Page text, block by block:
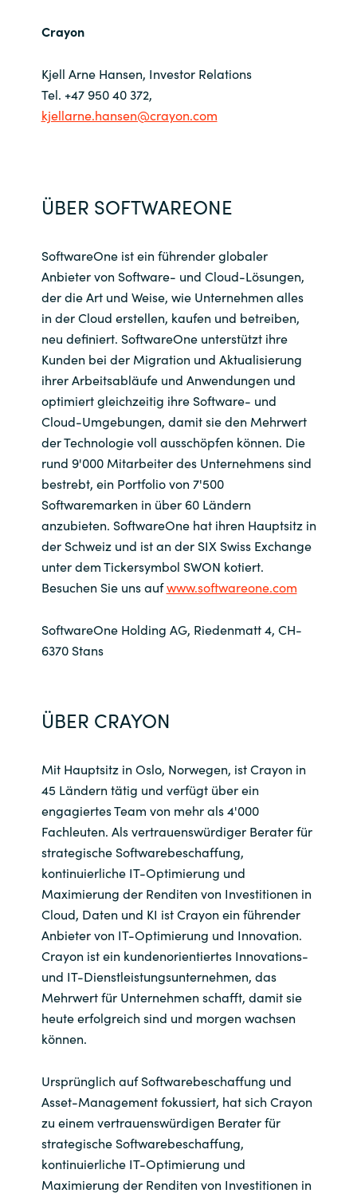
Crayon
Kjell Arne Hansen, Investor Relations
Tel. +47 950 40 372,
kjellarne.hansen@crayon.com
ÜBER SOFTWAREONE
SoftwareOne ist ein führender globaler
Anbieter von Software- und Cloud-Lösungen,
der die Art und Weise, wie Unternehmen alles
in der Cloud erstellen, kaufen und betreiben,
neu definiert. SoftwareOne unterstützt ihre
Kunden bei der Migration und Aktualisierung
ihrer Arbeitsabläufe und Anwendungen und
optimiert gleichzeitig ihre Software- und
Cloud-Umgebungen, damit sie den Mehrwert
der Technologie voll ausschöpfen können. Die
rund 9'000 Mitarbeiter des Unternehmens sind
bestrebt, ein Portfolio von 7'500
Softwaremarken in über 60 Ländern
anzubieten. SoftwareOne hat ihren Hauptsitz in
der Schweiz und ist an der SIX Swiss Exchange
unter dem Tickersymbol SWON kotiert.
Besuchen Sie uns aufwww.softwareone.com
SoftwareOne Holding AG, Riedenmatt 4, CH-
6370 Stans
ÜBER CRAYON
Mit Hauptsitz in Oslo, Norwegen, ist Crayon in
45 Ländern tätig und verfügt über ein
engagiertes Team von mehr als 4'000
Fachleuten. Als vertrauenswürdiger Berater für
strategische Softwarebeschaffung,
kontinuierliche IT-Optimierung und
Maximierung der Renditen von Investitionen in
Cloud, Daten und KI ist Crayon ein führender
Anbieter von IT-Optimierung und Innovation.
Crayon ist ein kundenorientiertes Innovations-
und IT-Dienstleistungsunternehmen, das
Mehrwert für Unternehmen schafft, damit sie
heute erfolgreich sind und morgen wachsen
können.
Ursprünglich auf Softwarebeschaffung und
Asset-Management fokussiert, hat sich Crayon
zu einem vertrauenswürdigen Berater für
strategische Softwarebeschaffung,
kontinuierliche IT-Optimierung und
Maximierung der Renditen von Investitionen in